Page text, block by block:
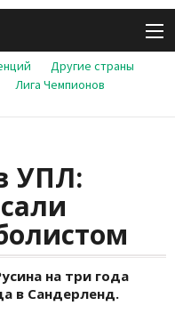
Другие страны
Лига Чемпионов
УПЛ:
на три года
в Сандерленд.